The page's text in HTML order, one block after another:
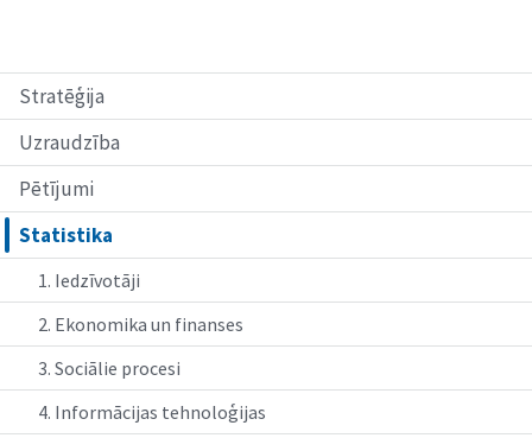
Stratēģija
Uzraudzība
Pētījumi
Statistika
1. Iedzīvotāji
2. Ekonomika un finanses
3. Sociālie procesi
4. Informācijas tehnoloģijas